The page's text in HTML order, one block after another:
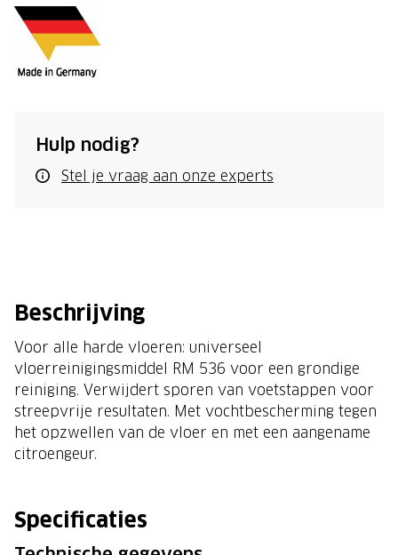
Hulp nodig?
Stel je vraag aan onze experts
Beschrijving
Voor alle harde vloeren: universeel
vloerreinigingsmiddel RM 536 voor een grondige
reiniging. Verwijdert sporen van voetstappen voor
streepvrije resultaten. Met vochtbescherming tegen
het opzwellen van de vloer en met een aangename
citroengeur.
Specificaties